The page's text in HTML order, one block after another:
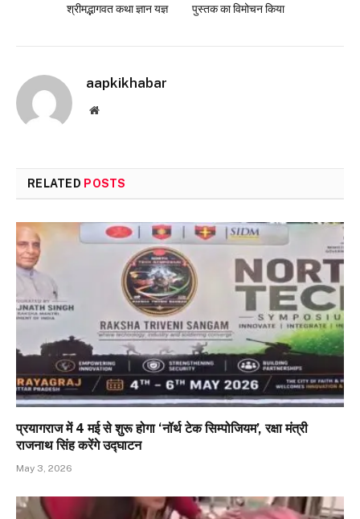
श्रीमद्भागवत कथा ज्ञान यज्ञ
पुस्तक का विमोचन किया
aapkikhabar
Website
RELATED POSTS
प्रयागराज में 4 मई से शुरू होगा ‘नॉर्थ टेक सिम्पोजियम’, रक्षा मंत्री
राजनाथ सिंह करेंगे उद्घाटन
May 3, 2026